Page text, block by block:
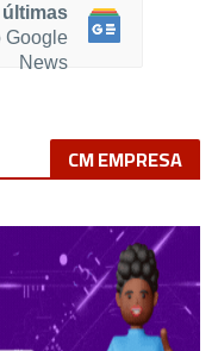
últimas
News
CM EMPRESA